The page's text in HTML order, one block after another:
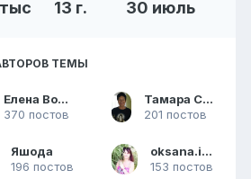
13 г. 30 июль
ТЕМЫ
Елена Волкова
370 постов
Тамара Смирнова
201 постов
Яшода
196 постов
oksana.india
153 постов